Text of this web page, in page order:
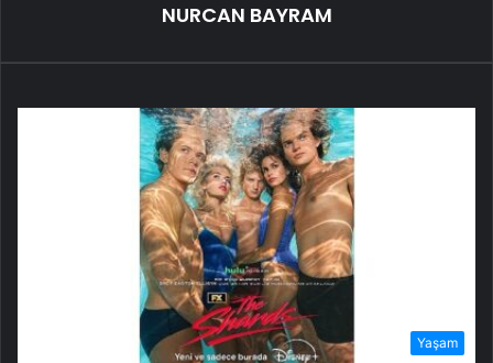
NURCAN BAYRAM
Yaşam